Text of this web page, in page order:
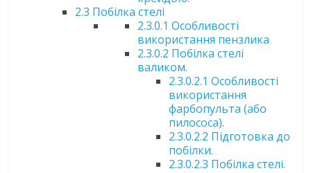
2.3 Побілка стелі
2.3.0.1 Особливості
використання пензлика
2.3.0.2 Побілка стелі
валиком.
2.3.0.2.1 Особливості
використання
фарбопульта (або
пилососа).
2.3.0.2.2 Підготовка до
побілки.
2.3.0.2.3 Побілка стелі.